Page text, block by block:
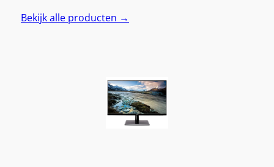
Bekijk alle producten →